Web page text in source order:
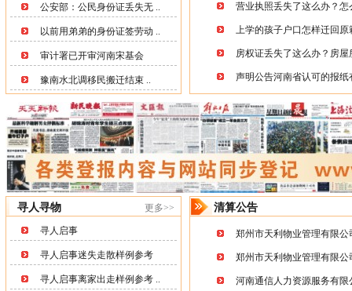
寻人寻物 更多>>
寻人启事
寻人启事迷失走散样例参考
寻人启事离家出走样例参考 ..
寻人启事离家出走样例参考 ..
寻物启示
寻人启事被骗拐卖样例参考
个人宠物丢失丢失样例
清算公告
郑州市天利物业管理有限公
郑州市天利物业管理有限公
河南通信人力资源服务有限
郑州陆拾玖度美发有限公司
河南绿水环保科技有限公司
郑州坂田家具有限公司
清算公告郑州瑞智财务咨询